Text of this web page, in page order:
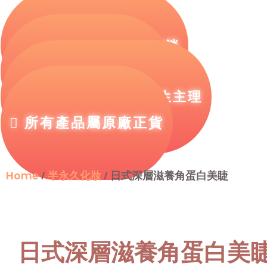
絕無隱藏收費，不硬銷
醫療項目必由註冊醫生主理
所有產品屬原廠正貨
Home/半永久化妝/ 日式深層滋養角蛋白美睫
日式深層滋養角蛋白美